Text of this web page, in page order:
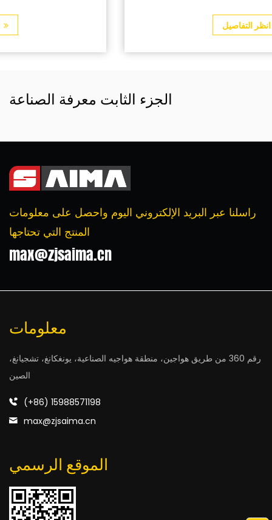
الجزء الثابت معرفة الصناعة
راسلنا عبر البريد الإلكتروني اليوم واحصل على معلومات
المنتج التي تحتاجها
max@zjsaima.cn
معلومات
رقم 360 من طريق هواجين، منطقة هواجيه الصناعية، يونغكانغ، تشجيانغ،
الصين
(+86) 15988571198
max@zjsaima.cn
الموقع الرسمي